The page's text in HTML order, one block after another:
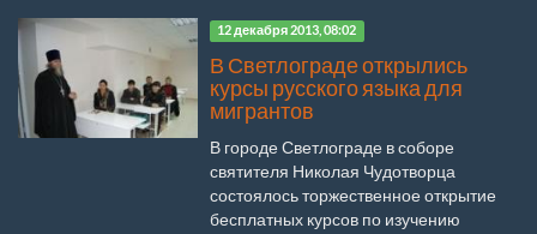
12 декабря 2013, 08:02
В Светлограде открылись
курсы русского языка для
мигрантов
В городе Светлограде в соборе
святителя Николая Чудотворца
состоялось торжественное открытие
бесплатных курсов по изучению